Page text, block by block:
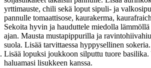
yrttimauste, chili sekä loput sipuli- ja
pannulle tomaattisose, kaurakerma,
Sekoita hyvin ja hauduttele miedolla
ajan. Mausta mustapippurilla ja
suola. Lisää tarvittaessa hyppysellinen sokeria.
Lisää lopuksi joukkoon silputtu tuore basilika.
haluamasi lisukkeen kanssa.